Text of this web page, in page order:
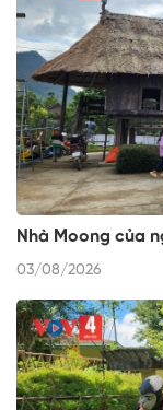
Nhà Moong của
03/08/2026